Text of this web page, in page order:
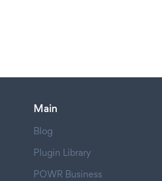
Main
Blog
Plugin Library
POWR Business